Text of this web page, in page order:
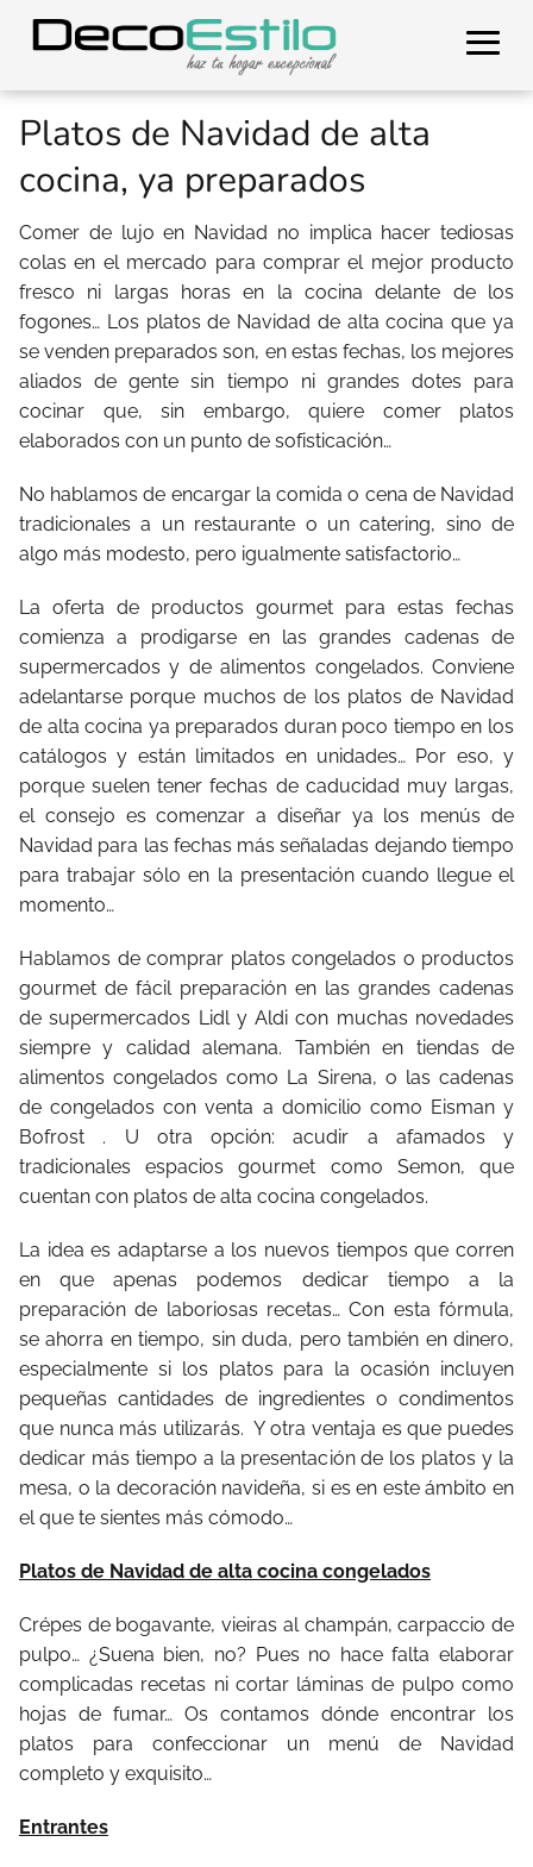
Platos de Navidad de alta
cocina, ya preparados
Comer de lujo en Navidad no implica hacer tediosas
colas en el mercado para comprar el mejor producto
fresco ni largas horas en la cocina delante de los
fogones… Los platos de Navidad de alta cocina que ya
se venden preparados son, en estas fechas, los mejores
aliados de gente sin tiempo ni grandes dotes para
cocinar que, sin embargo, quiere comer platos
elaborados con un punto de sofisticación…
No hablamos de encargar la comida o cena de Navidad
tradicionales a un restaurante o un catering, sino de
algo más modesto, pero igualmente satisfactorio…
La oferta de productos gourmet para estas fechas
comienza a prodigarse en las grandes cadenas de
supermercados y de alimentos congelados. Conviene
adelantarse porque muchos de los platos de Navidad
de alta cocina ya preparados duran poco tiempo en los
catálogos y están limitados en unidades… Por eso, y
porque suelen tener fechas de caducidad muy largas,
el consejo es comenzar a diseñar ya los menús de
Navidad para las fechas más señaladas dejando tiempo
para trabajar sólo en la presentación cuando llegue el
momento…
Hablamos de comprar platos congelados o productos
gourmet de fácil preparación en las grandes cadenas
de supermercados Lidl y Aldi con muchas novedades
siempre y calidad alemana. También en tiendas de
alimentos congelados como La Sirena, o las cadenas
de congelados con venta a domicilio como Eisman y
Bofrost . U otra opción: acudir a afamados y
tradicionales espacios gourmet como Semon, que
cuentan con platos de alta cocina congelados.
La idea es adaptarse a los nuevos tiempos que corren
en que apenas podemos dedicar tiempo a la
preparación de laboriosas recetas… Con esta fórmula,
se ahorra en tiempo, sin duda, pero también en dinero,
especialmente si los platos para la ocasión incluyen
pequeñas cantidades de ingredientes o condimentos
que nunca más utilizarás. Y otra ventaja es que puedes
dedicar más tiempo a la presentación de los platos y la
mesa, o la decoración navideña, si es en este ámbito en
el que te sientes más cómodo…
Platos de Navidad de alta cocina congelados
Crépes de bogavante, vieiras al champán, carpaccio de
pulpo… ¿Suena bien, no? Pues no hace falta elaborar
complicadas recetas ni cortar láminas de pulpo como
hojas de fumar… Os contamos dónde encontrar los
platos para confeccionar un menú de Navidad
completo y exquisito…
Entrantes